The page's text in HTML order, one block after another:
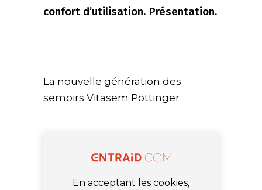
confort d’utilisation. Présentation.
La nouvelle génération des
semoirs Vitasem Pöttinger
En acceptant les cookies,